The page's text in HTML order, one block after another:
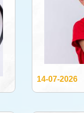
14-07-2026